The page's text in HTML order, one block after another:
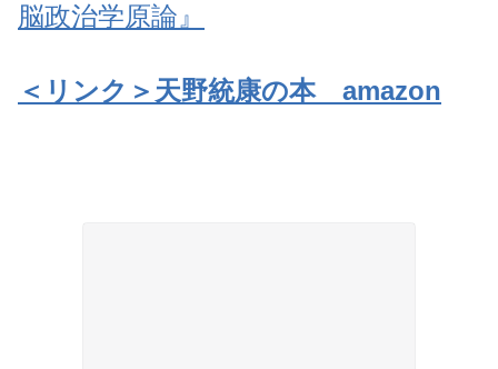
脳政治学原論』
＜リンク＞天野統康の本 amazon